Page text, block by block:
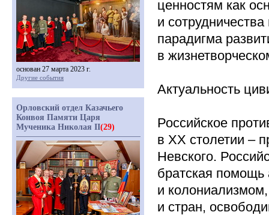
ценностям как
и
парадигма
в
Актуальность
Российское
в XX столетии –
Невского.
братская
и
и стран,
основан 27 марта 2023 г.
Другие события
Орловский отдел Казачьего
Конвоя Памяти Царя
Мученика Николая II(29)